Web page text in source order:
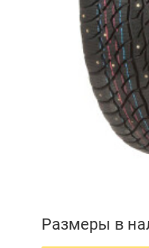
Размеры в